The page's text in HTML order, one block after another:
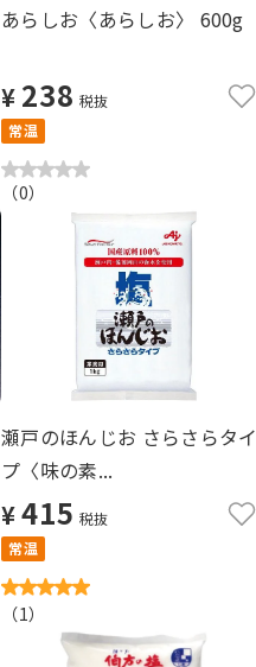
あらしお〈あらしお〉 600g
¥ 238 税抜
常温
（0）
瀬戸のほんじお さらさらタイ
プ〈味の素...
¥415 税抜
常温
（1）